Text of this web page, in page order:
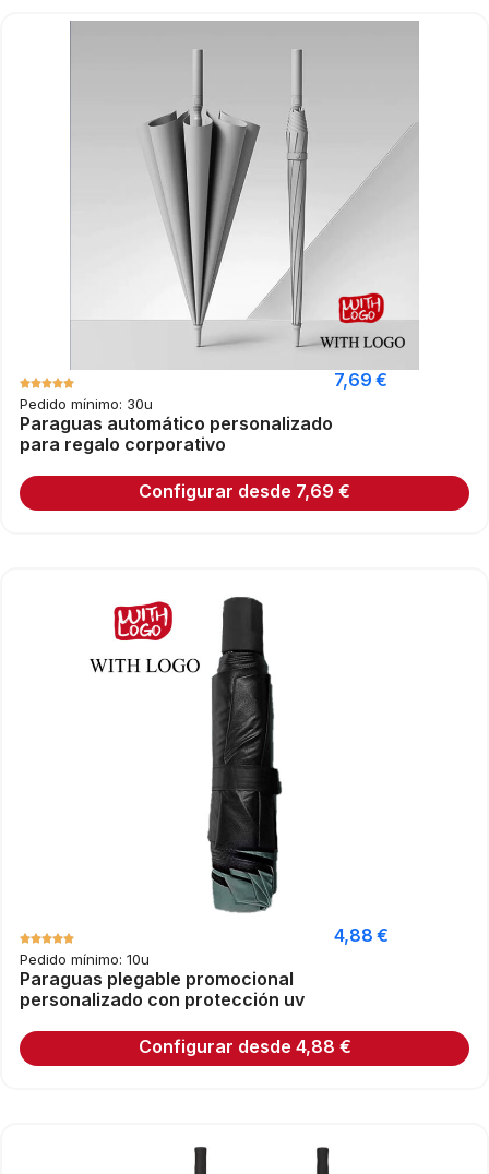
Pedido mínimo: 30u
Paraguas automático personalizado
para regalo corporativo
7,69€
Configurar desde 7,69 €
Pedido mínimo: 10u
Paraguas plegable promocional
personalizado con protección uv
4,88€
Configurar desde 4,88 €